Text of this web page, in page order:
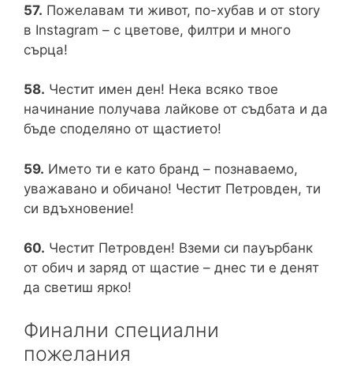
57. Пожелавам ти живот, по-хубав и от story
в Instagram – с цветове, филтри и много
сърца!
58. Честит имен ден! Нека всяко твое
начинание получава лайкове от съдбата и да
бъде споделяно от щастието!
59. Името ти е като бранд – познаваемо,
уважавано и обичано! Честит Петровден, ти
си вдъхновение!
60. Честит Петровден! Вземи си пауърбанк
от обич и заряд от щастие – днес ти е денят
да светиш ярко!
Финални специални
пожелания